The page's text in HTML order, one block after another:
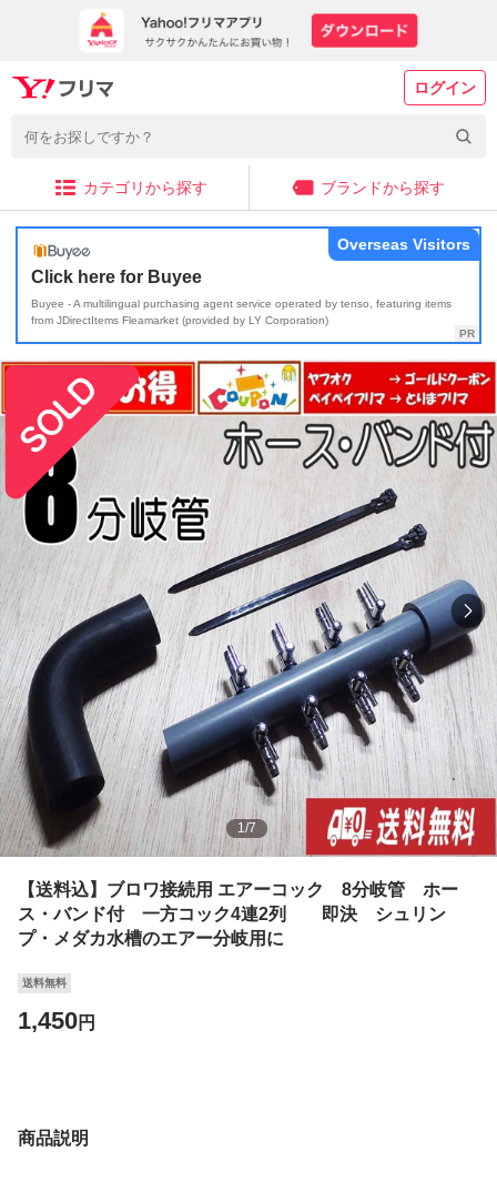
ログイン
カテゴリから探す ブランドから探す
Click here for Buyee
Buyee - A multilingual purchasing agent service operated by tenso, featuring items
from JDirectItems Fleamarket (provided by LY Corporation)
Overseas Visitors
1/7
【送料込】ブロワ接続用 エアーコック 8分岐管 ホー
ス・バンド付 一方コック4連2列 即決 シュリン
プ・メダカ水槽のエアー分岐用に
送料無料
1,450円
商品説明